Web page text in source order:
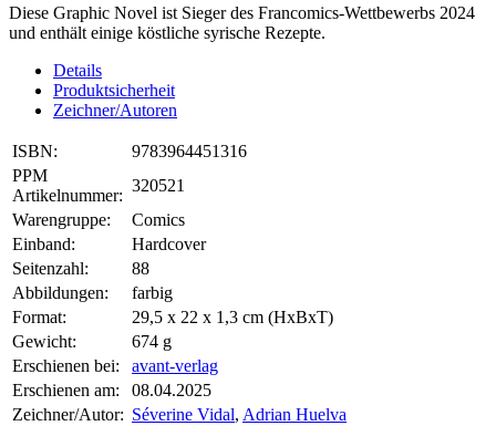
Diese Graphic Novel ist Sieger des Francomics-Wettbewerbs 2024
und enthält einige köstliche syrische Rezepte.
Details
Produktsicherheit
Zeichner/Autoren
ISBN:
9783964451316
PPM
Artikelnummer:
320521
Warengruppe:
Comics
Einband:
Hardcover
Seitenzahl:
88
Abbildungen:
farbig
Format:
29,5 x 22 x 1,3 cm (HxBxT)
Gewicht:
674 g
Erschienen bei:
avant-verlag
Erschienen am:
08.04.2025
Zeichner/Autor: Séverine Vidal, Adrian Huelva